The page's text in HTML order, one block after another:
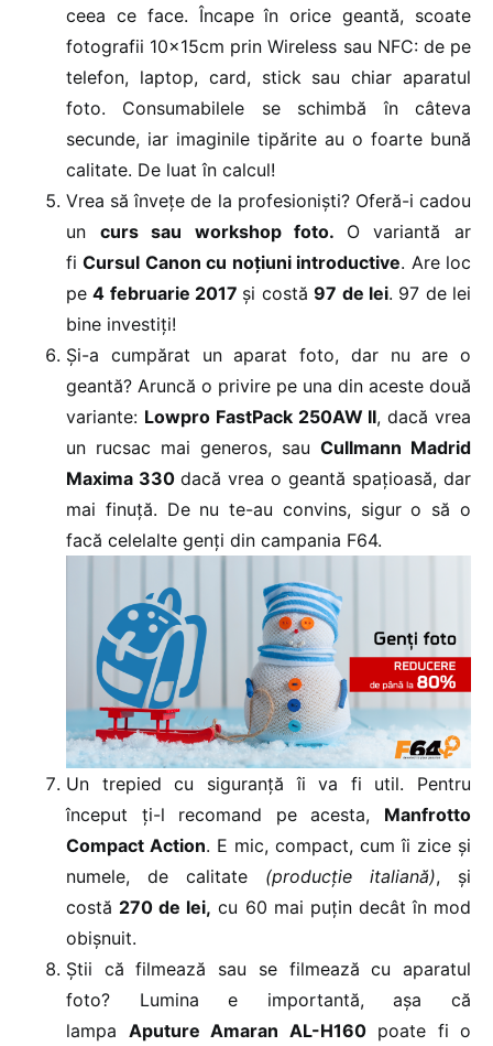
ceea ce face. Încape în orice geantă, scoate
fotografii 10x15cm prin Wireless sau NFC: de pe
telefon, laptop, card, stick sau chiar aparatul
foto. Consumabilele se schimbă în câteva
secunde, iar imaginile tipărite au o foarte bună
calitate. De luat în calcul!
Vrea să învețe de la profesioniști? Oferă-i cadou
un curs sau workshop foto. O variantă ar
fiCursul Canon cu noțiuni introductive. Are loc
pe4 februarie 2017 și costă97 de lei. 97 de lei
bine investiți!
Și-a cumpărat un aparat foto, dar nu are o
geantă? Aruncă o privire pe una din aceste două
variante: Lowpro FastPack 250AW II, dacă vrea
un rucsac mai generos, sau Cullmann Madrid
Maxima 330 dacă vrea o geantă spațioasă, dar
mai finuță. De nu te-au convins, sigur o să o
facă celelalte genți din campania F64.
Un trepied cu siguranță îi va fi util. Pentru
început ți-l recomand pe acesta, Manfrotto
Compact Action. E mic, compact, cum îi zice și
numele, de calitate (producție italiană), și
costă 270 de lei, cu 60 mai puțin decât în mod
obișnuit.
Știi că filmează sau se filmează cu aparatul
foto? Lumina e importantă, așa că
lampa Aputure Amaran AL-H160poate fi o